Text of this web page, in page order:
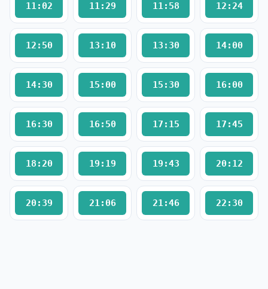
11:02 11:29 11:58 12:24
12:50 13:10 13:30 14:00
14:30 15:00 15:30 16:00
16:30 16:50 17:15 17:45
18:20 19:19 19:43 20:12
20:39 21:06 21:46 22:30